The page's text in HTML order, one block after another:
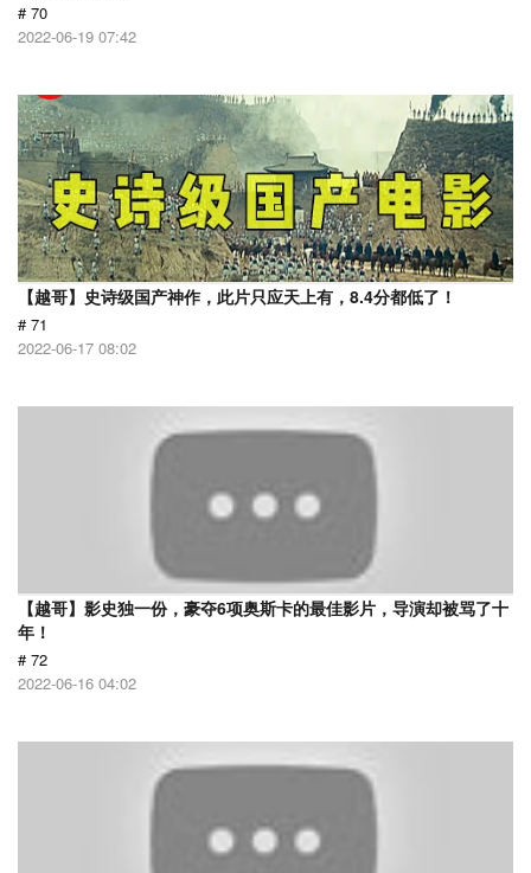
# 70
2022-06-19 07:42
【越哥】史诗级国产神作，此片只应天上有，8.4分都低了！
# 71
2022-06-17 08:02
【越哥】影史独一份，豪夺6项奥斯卡的最佳影片，导演却被骂了十
年！
# 72
2022-06-16 04:02